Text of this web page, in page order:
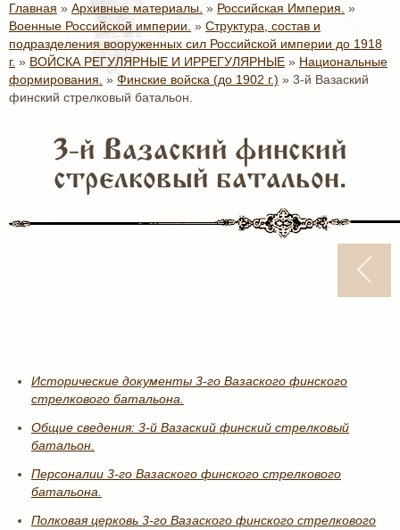
Главная » Архивные материалы. » Российская Империя. »
Военные Российской империи. » Структура, состав и
подразделения вооруженных сил Российской империи до 1918
г. » ВОЙСКА РЕГУЛЯРНЫЕ И ИРРЕГУЛЯРНЫЕ » Национальные
формирования. » Финские войска (до 1902 г.) » 3-й Вазаский
финский стрелковый батальон.
3-й Вазаский финский
стрелковый батальон.
Исторические документы 3-го Вазаского финского
стрелкового батальона.
Общие сведения: 3-й Вазаский финский стрелковый
батальон.
Персоналии 3-го Вазаского финского стрелкового
батальона.
Полковая церковь 3-го Вазаского финского стрелкового